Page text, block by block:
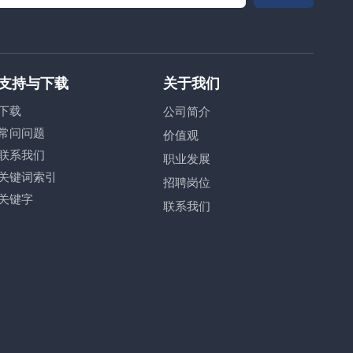
持与下载
载
问问题
系我们
键词索引
键字
关于我们
公司简介
价值观
职业发展
招聘岗位
联系我们